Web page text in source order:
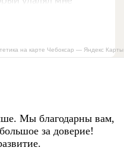
на карте Чебоксар — Яндекс Карты
Мы благодарны вам,
за доверие!